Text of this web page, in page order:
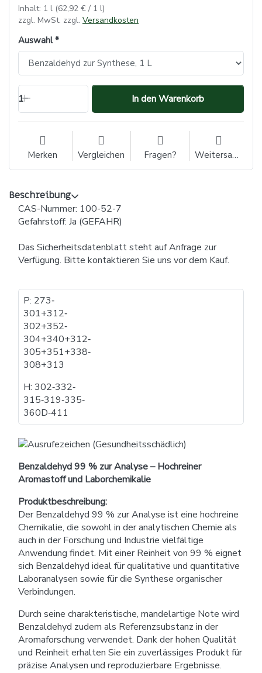
Inhalt: 1 l (62,92 € / 1 l)
zzgl. MwSt. zzgl. Versandkosten
Auswahl
1 In den Warenkorb
Merken Vergleichen Fragen? Weitersagen
Beschreibung
CAS-Nummer: 100-52-7
Gefahrstoff: Ja (GEFAHR)
Das Sicherheitsdatenblatt steht auf Anfrage zur
Verfügung. Bitte kontaktieren Sie uns vor dem Kauf.
P: 273​‐​
301+312​‐​
302+352​‐​
304+340+312​‐​
305+351+338​‐​
308+313
H: 302​‐​332​‐​
315​‐​319​‐​335​‐​
360D​‐​411
Benzaldehyd 99 % zur Analyse – Hochreiner
Aromastoff und Laborchemikalie
Produktbeschreibung:
Der Benzaldehyd 99 % zur Analyse ist eine hochreine
Chemikalie, die sowohl in der analytischen Chemie als
auch in der Forschung und Industrie vielfältige
Anwendung findet. Mit einer Reinheit von 99 % eignet
sich Benzaldehyd ideal für qualitative und quantitative
Laboranalysen sowie für die Synthese organischer
Verbindungen.
Durch seine charakteristische, mandelartige Note wird
Benzaldehyd zudem als Referenzsubstanz in der
Aromaforschung verwendet. Dank der hohen Qualität
und Reinheit erhalten Sie ein zuverlässiges Produkt für
präzise Analysen und reproduzierbare Ergebnisse.